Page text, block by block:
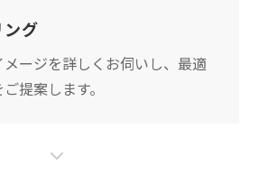
グ
メージを詳しくお伺いし、最適
提案します。